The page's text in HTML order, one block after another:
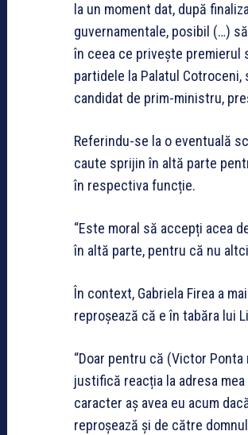
la un moment dat, după
guvernamentale, posibil (…)
în ceea ce privește premierul
partidele la Palatul
candidat de prim-ministru,
Referindu-se la o eventuală
caute sprijin în altă parte
în respectiva funcție.
“Este moral să accepți acea
în altă parte, pentru că nu
În context, Gabriela Firea a
reproșează că e în tabăra lui
“Doar pentru că (Victor
justifică reacția la adresa
caracter aș avea eu acum
reproșează și de către